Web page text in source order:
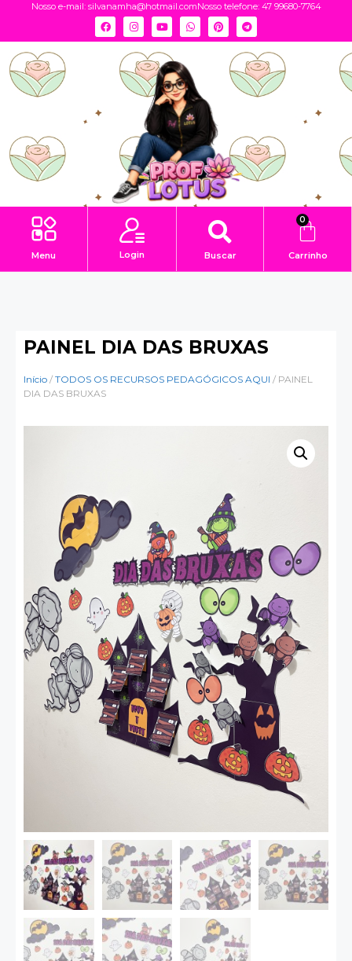
Nosso e-mail: silvanamha@hotmail.comNosso telefone: 47 99680-7764
Menu Login Buscar
0
Carrinho
PAINEL DIA DAS BRUXAS
Início / TODOS OS RECURSOS PEDAGÓGICOS AQUI / PAINEL
DIA DAS BRUXAS